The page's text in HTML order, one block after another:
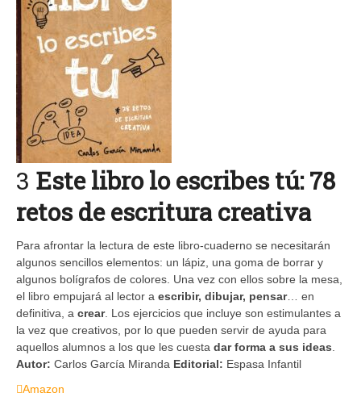
3 Este libro lo escribes tú: 78
retos de escritura creativa
Para afrontar la lectura de este libro-cuaderno se necesitarán
algunos sencillos elementos: un lápiz, una goma de borrar y
algunos bolígrafos de colores. Una vez con ellos sobre la mesa,
el libro empujará al lector a escribir, dibujar, pensar… en
definitiva, a crear. Los ejercicios que incluye son estimulantes a
la vez que creativos, por lo que pueden servir de ayuda para
aquellos alumnos a los que les cuesta dar forma a sus ideas
Autor: Carlos García Miranda Editorial: Espasa Infantil
Amazon